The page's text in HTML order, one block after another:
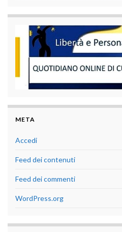
META
Accedi
Feed dei contenuti
Feed dei commenti
WordPress.org